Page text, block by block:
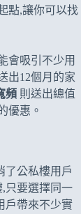
點,讓你可以找
會吸引不少用
出12個月的家
頻 則送出總值
優惠。
了公私樓用戶
只要選擇同一
戶帶來不少實